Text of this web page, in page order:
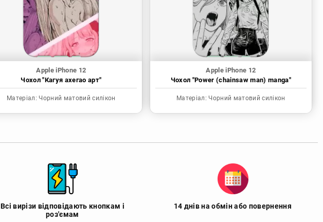
Apple iPhone 12
Чохол "Кагуя ахегао арт"
Матеріал: Чорний матовий силікон
Apple iPhone 12
Чохол "Power (chainsaw man) manga"
Матеріал: Чорний матовий силікон
Всі вирізи відповідають кнопкам і
роз'ємам
14 днів на обмін або повернення